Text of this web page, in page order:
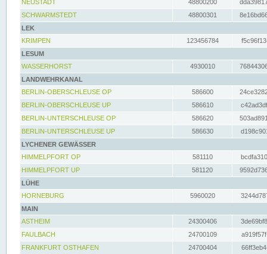
NEUSTADT
48800200
SCHWARMSTEDT
48800301
LEK
KRIMPEN
123456784
LESUM
WASSERHORST
4930010
LANDWEHRKANAL
BERLIN-OBERSCHLEUSE OP
586600
BERLIN-OBERSCHLEUSE UP
586610
BERLIN-UNTERSCHLEUSE OP
586620
BERLIN-UNTERSCHLEUSE UP
586630
LYCHENER GEWÄSSER
HIMMELPFORT OP
581110
HIMMELPFORT UP
581120
LÜHE
HORNEBURG
5960020
MAIN
ASTHEIM
24300406
FAULBACH
24700109
FRANKFURT OSTHAFEN
24700404